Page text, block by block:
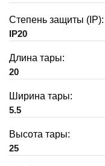
Степень защиты (IP):
IP20
Длина тары:
20
Ширина тары:
5.5
Высота тары:
25